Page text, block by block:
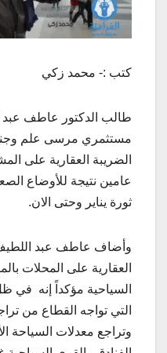
كتب :- محمد زكي
طالب الدكتور عاطف
مستثمري مرسى علم
الضريبة العقارية على
عامين نتيجة للأوضاع
ثورة يناير وحتى الان.
وأضاف عاطف عبد اللطيف
العقارية على المحلات
السياحية مؤكداً إنه في
التي تواجه القطاع من
وتراجع معدلات السياحة